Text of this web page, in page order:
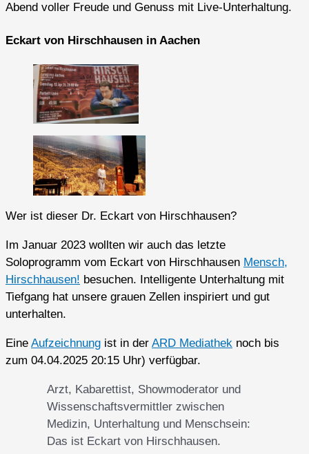
Abend voller Freude und Genuss mit Live-Unterhaltung.
Eckart von Hirschhausen in Aachen
Wer ist dieser Dr. Eckart von Hirschhausen?
Im Januar 2023 wollten wir auch das letzte
Soloprogramm vom Eckart von Hirschhausen Mensch,
Hirschhausen! besuchen. Intelligente Unterhaltung mit
Tiefgang hat unsere grauen Zellen inspiriert und gut
unterhalten.
Eine Aufzeichnung ist in der ARD Mediathek noch bis
zum 04.04.2025 20:15 Uhr) verfügbar.
Arzt, Kabarettist, Showmoderator und
Wissenschaftsvermittler zwischen
Medizin, Unterhaltung und Menschsein:
Das ist Eckart von Hirschhausen.